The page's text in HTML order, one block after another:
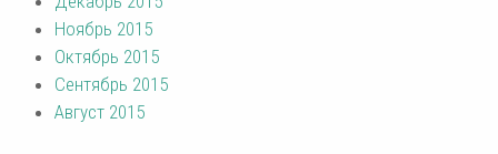
Ноябрь 2015
Октябрь 2015
Сентябрь 2015
Август 2015